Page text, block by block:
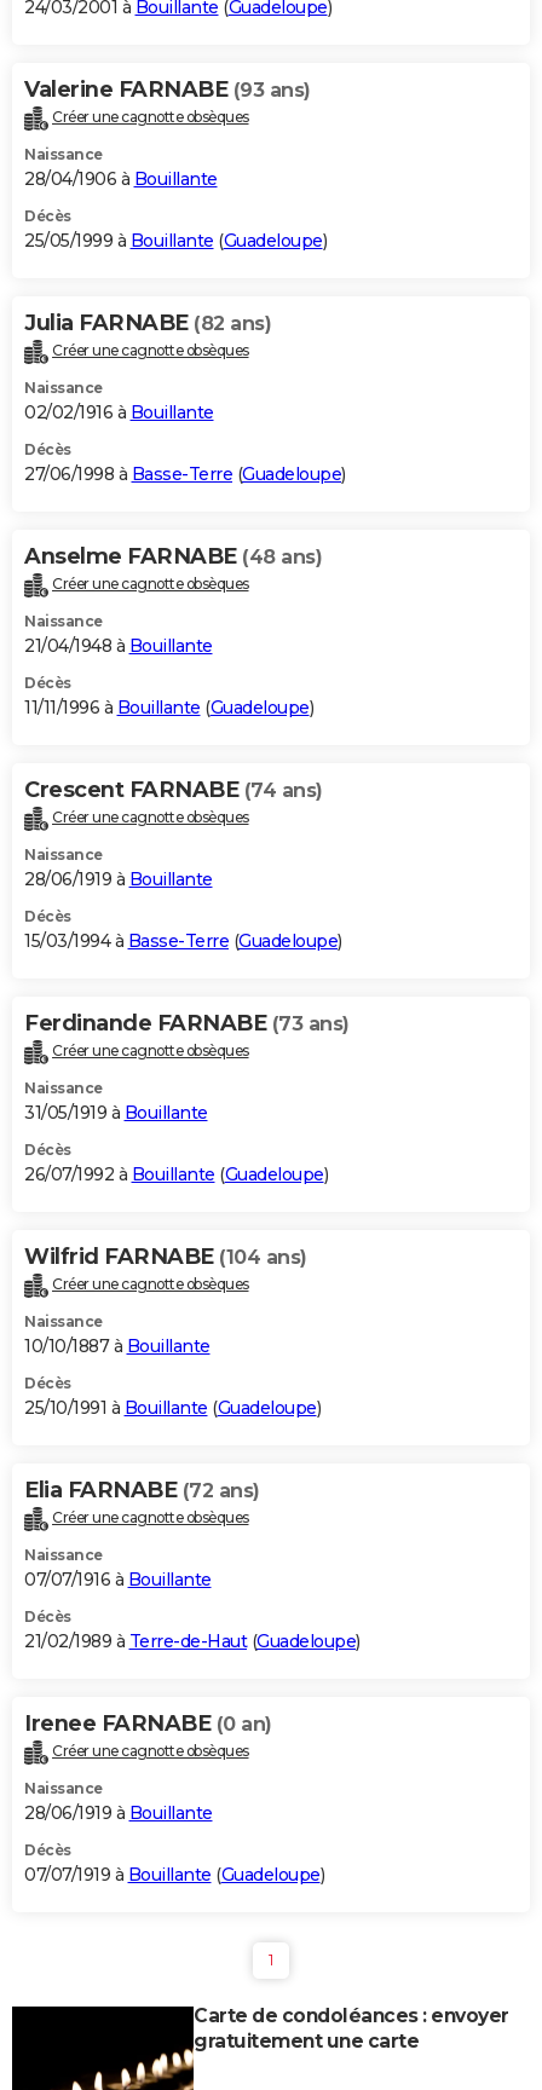
24/03/2001 à Bouillante (Guadeloupe)
Valerine FARNABE (93 ans)
Créer une cagnotte obsèques
Naissance
28/04/1906 à Bouillante
Décès
25/05/1999 à Bouillante (Guadeloupe)
Julia FARNABE (82 ans)
Créer une cagnotte obsèques
Naissance
02/02/1916 à Bouillante
Décès
27/06/1998 à Basse-Terre (Guadeloupe)
Anselme FARNABE (48 ans)
Créer une cagnotte obsèques
Naissance
21/04/1948 à Bouillante
Décès
11/11/1996 à Bouillante (Guadeloupe)
Crescent FARNABE (74 ans)
Créer une cagnotte obsèques
Naissance
28/06/1919 à Bouillante
Décès
15/03/1994 à Basse-Terre (Guadeloupe)
Ferdinande FARNABE (73 ans)
Créer une cagnotte obsèques
Naissance
31/05/1919 à Bouillante
Décès
26/07/1992 à Bouillante (Guadeloupe)
Wilfrid FARNABE (104 ans)
Créer une cagnotte obsèques
Naissance
10/10/1887 à Bouillante
Décès
25/10/1991 à Bouillante (Guadeloupe)
Elia FARNABE (72 ans)
Créer une cagnotte obsèques
Naissance
07/07/1916 à Bouillante
Décès
21/02/1989 à Terre-de-Haut(Guadeloupe)
Irenee FARNABE (0 an)
Créer une cagnotte obsèques
Naissance
28/06/1919 à Bouillante
Décès
07/07/1919 à Bouillante (Guadeloupe)
1
Carte de condoléances : envoyer
gratuitement une carte